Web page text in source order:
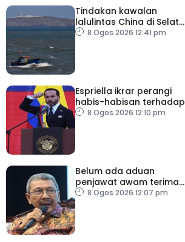
Tindakan kawalan
lalulintas China di Selat
Taiwan ‘tidak masuk akal’
8 Ogos 2026 12:41 pm
Espriella ikrar perangi
habis-habisan terhadap
pengganas narkotik
8 Ogos 2026 12:10 pm
Belum ada aduan
penjawat awam terima
tekanan daripada ahli
8 Ogos 2026 12:07 pm